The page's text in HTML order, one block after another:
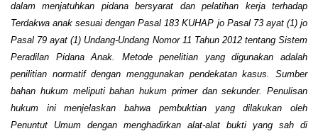
dalam menjatuhkan pidana bersyarat dan pelatihan kerja terhadap
Terdakwa anak sesuai dengan Pasal 183 KUHAP jo Pasal 73 ayat (1) jo
Pasal 79 ayat (1) Undang-Undang Nomor 11 Tahun 2012 tentang Sistem
Peradilan Pidana Anak. Metode penelitian yang digunakan adalah
penilitian normatif dengan menggunakan pendekatan kasus. Sumber
bahan hukum meliputi bahan hukum primer dan sekunder. Penulisan
hukum ini menjelaskan bahwa pembuktian yang dilakukan oleh
Penuntut Umum dengan menghadirkan alat-alat bukti yang sah di